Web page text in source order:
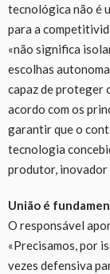
tecnológica não é
para a
«não significa
escolhas
capaz de proteger
acordo com os
garantir que o
tecnologia
produtor, inovador
União é
O responsável
«Precisamos, por
vezes defensiva